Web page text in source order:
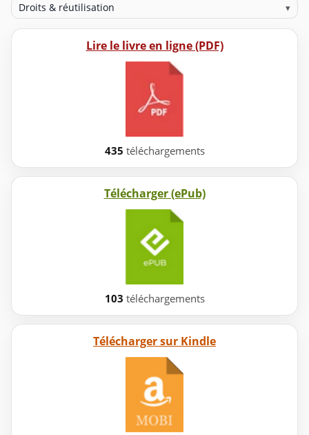
Droits & réutilisation ▾
Lire le livre en ligne (PDF)
435 téléchargements
Télécharger (ePub)
103 téléchargements
Télécharger sur Kindle